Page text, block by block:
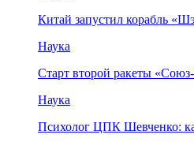
Китай запустил корабль
Наука
Старт второй ракеты
Наука
Психолог ЦПК Шевченко: